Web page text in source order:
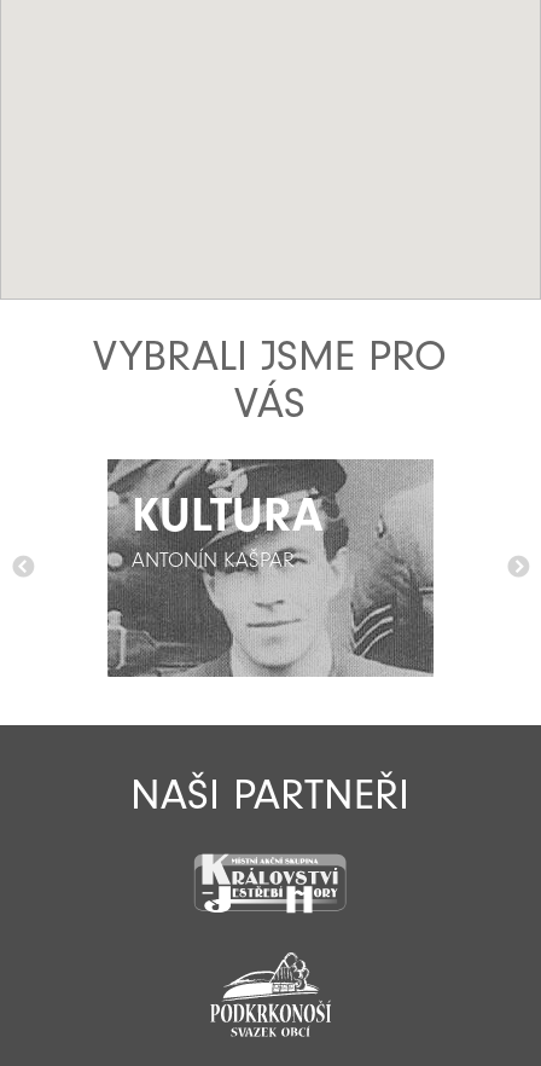
VYBRALI JSME PRO
VÁS
KULTURA
ANTONÍN KAŠPAR
KULTURA
ANTONÍN KAŠPAR
NAŠI PARTNEŘI